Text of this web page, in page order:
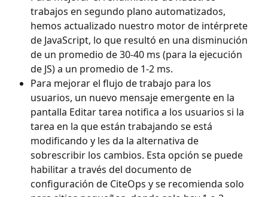
trabajos en segundo plano automatizados,
hemos actualizado nuestro motor de intérprete
de JavaScript, lo que resultó en una disminución
de un promedio de 30-40 ms (para la ejecución
de JS) a un promedio de 1-2 ms.
Para mejorar el flujo de trabajo para los
usuarios, un nuevo mensaje emergente en la
pantalla Editar tarea notifica a los usuarios si la
tarea en la que están trabajando se está
modificando y les da la alternativa de
sobrescribir los cambios. Esta opción se puede
habilitar a través del documento de
configuración de CiteOps y se recomienda solo